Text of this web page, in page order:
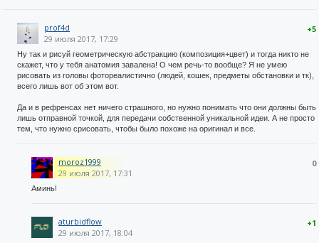
+5
prof4d
29 июля 2017, 17:29
Ну так и рисуй геометрическую абстракцию (композиция+цвет) и тогда никто не
скажет, что у тебя анатомия завалена! О чем речь-то вообще? Я не умею
рисовать из головы фотореалистично (людей, кошек, предметы обстановки и тк),
всего лишь вот об этом вот.
Да и в рефренсах нет ничего страшного, но нужно понимать что они должны быть
лишь отправной точкой, для передачи собственной уникальной идеи. А не просто
тем, что нужно срисовать, чтобы было похоже на оригинал и все.
0
moroz1999
29 июля 2017, 17:31
Аминь!
+1
aturbidflow
29 июля 2017, 18:04